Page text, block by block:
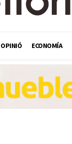
OPINIÓ ECONOMÍA